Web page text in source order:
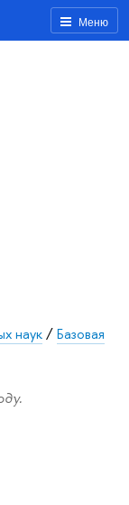
Меню
наук/Базовая